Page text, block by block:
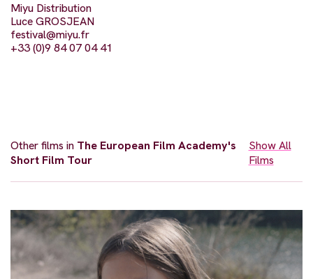
Miyu Distribution
Luce GROSJEAN
festival@miyu.fr
+33 (0)9 84 07 04 41
Other films in The European Film Academy's
Short Film Tour
Show All
Films